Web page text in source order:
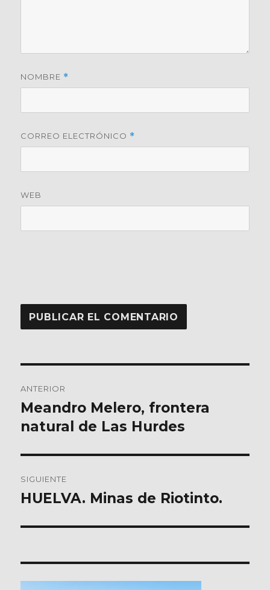
NOMBRE *
CORREO ELECTRÓNICO *
WEB
de
entradas
ANTERIOR
Entrada
anterior:
Meandro Melero, frontera
natural de Las Hurdes
SIGUIENTE
Entrada
HUELVA. Minas de Riotinto.